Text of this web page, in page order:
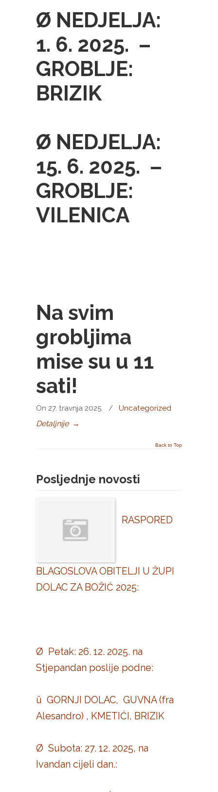
Ø NEDJELJA:
1. 6. 2025. –
GROBLJE:
BRIZIK
Ø NEDJELJA:
15. 6. 2025. –
GROBLJE:
VILENICA
Na svim
grobljima
mise su u 11
sati!
On 27. travnja 2025. / Uncategorized
Detaljnije →
Back to Top
Posljednje novosti
RASPORED
BLAGOSLOVA OBITELJI U ŽUPI
DOLAC ZA BOŽIĆ 2025:
Ø Petak: 26. 12. 2025. na
Stjepandan poslije podne:
ü GORNJI DOLAC, GUVNA (fra
Alesandro) , KMETIĆI, BRIZIK
Ø Subota: 27. 12. 2025, na
Ivandan cijeli dan.: